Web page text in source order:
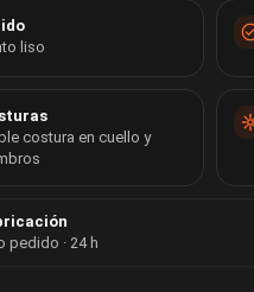
liso
costura en cuello y
pedido · 24 h